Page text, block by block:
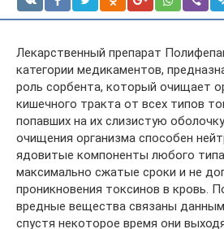
Лекарственный препарат
категории медикаментов,
роль сорбента, который очищает
кишечного тракта от всех типов
попавших на их слизистую
очищения организма способен
ядовитые компоненты любого
максимально сжатые сроки и не
проникновения токсинов в кровь.
вредные вещества связаны
спустя некоторое время они